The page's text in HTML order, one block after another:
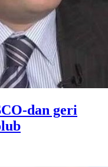
dan geri